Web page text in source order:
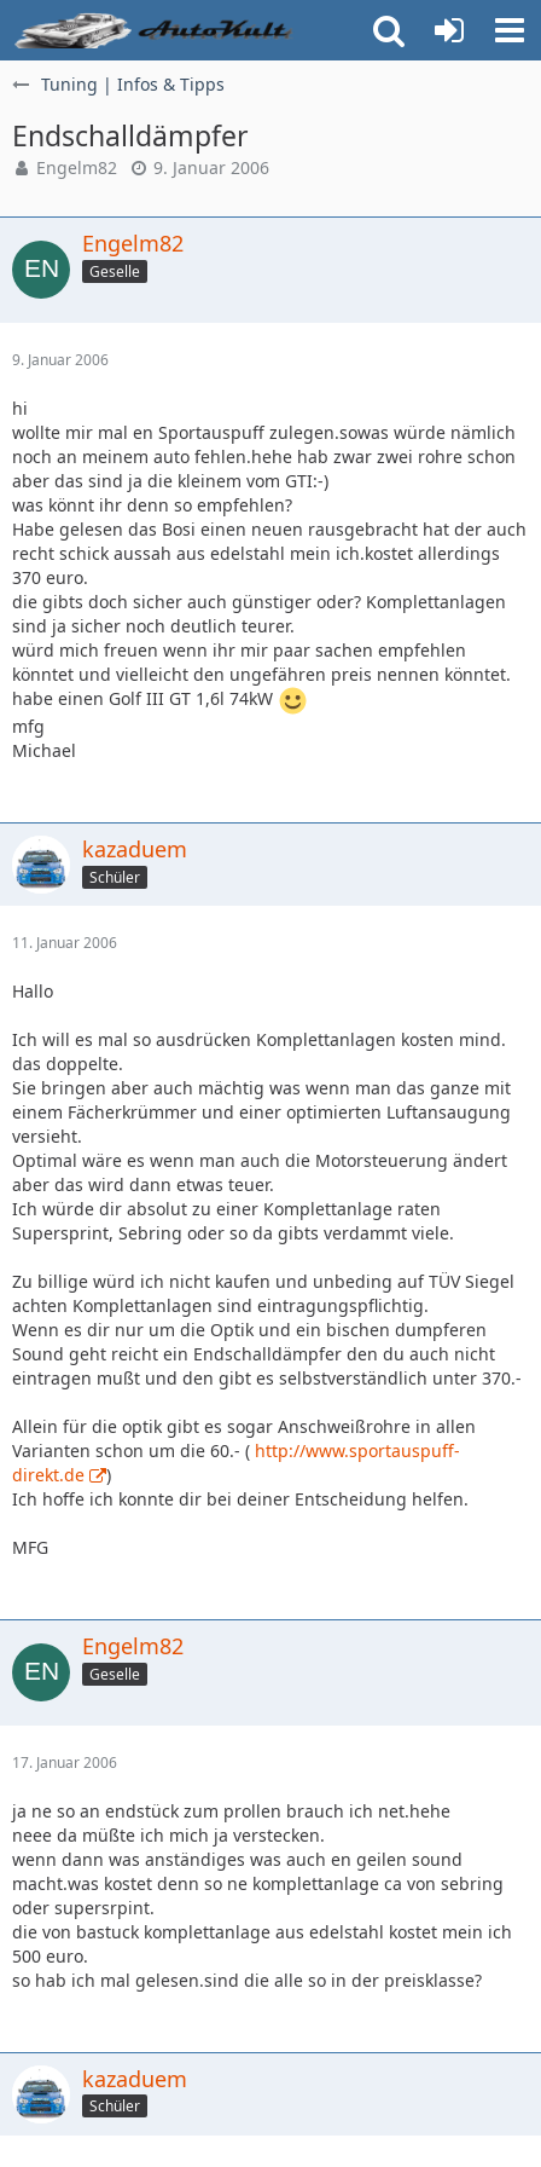
Tuning | Infos & Tipps
Endschalldämpfer
Engelm82 9. Januar 2006
Engelm82
Geselle
9. Januar 2006
hi
wollte mir mal en Sportauspuff zulegen.sowas würde nämlich
noch an meinem auto fehlen.hehe hab zwar zwei rohre schon
aber das sind ja die kleinem vom GTI:-)
was könnt ihr denn so empfehlen?
Habe gelesen das Bosi einen neuen rausgebracht hat der auch
recht schick aussah aus edelstahl mein ich.kostet allerdings
370 euro.
die gibts doch sicher auch günstiger oder? Komplettanlagen
sind ja sicher noch deutlich teurer.
würd mich freuen wenn ihr mir paar sachen empfehlen
könntet und vielleicht den ungefähren preis nennen könntet.
habe einen Golf III GT 1,6l 74kW
mfg
Michael
kazaduem
Schüler
11. Januar 2006
Hallo
Ich will es mal so ausdrücken Komplettanlagen kosten mind.
das doppelte.
Sie bringen aber auch mächtig was wenn man das ganze mit
einem Fächerkrümmer und einer optimierten Luftansaugung
versieht.
Optimal wäre es wenn man auch die Motorsteuerung ändert
aber das wird dann etwas teuer.
Ich würde dir absolut zu einer Komplettanlage raten
Supersprint, Sebring oder so da gibts verdammt viele.
Zu billige würd ich nicht kaufen und unbeding auf TÜV Siegel
achten Komplettanlagen sind eintragungspflichtig.
Wenn es dir nur um die Optik und ein bischen dumpferen
Sound geht reicht ein Endschalldämpfer den du auch nicht
eintragen mußt und den gibt es selbstverständlich unter 370.-
Allein für die optik gibt es sogar Anschweißrohre in allen
Varianten schon um die 60.- ( http://www.sportauspuff-
direkt.de
)
Ich hoffe ich konnte dir bei deiner Entscheidung helfen.
MFG
Engelm82
Geselle
17. Januar 2006
ja ne so an endstück zum prollen brauch ich net.hehe
neee da müßte ich mich ja verstecken.
wenn dann was anständiges was auch en geilen sound
macht.was kostet denn so ne komplettanlage ca von sebring
oder supersrpint.
die von bastuck komplettanlage aus edelstahl kostet mein ich
500 euro.
so hab ich mal gelesen.sind die alle so in der preisklasse?
kazaduem
Schüler